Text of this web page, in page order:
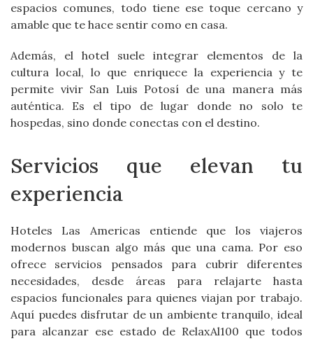
espacios comunes, todo tiene ese toque cercano y
amable que te hace sentir como en casa.
Además, el hotel suele integrar elementos de la
cultura local, lo que enriquece la experiencia y te
permite vivir San Luis Potosí de una manera más
auténtica. Es el tipo de lugar donde no solo te
hospedas, sino donde conectas con el destino.
Servicios que elevan tu
experiencia
Hoteles Las Americas entiende que los viajeros
modernos buscan algo más que una cama. Por eso
ofrece servicios pensados para cubrir diferentes
necesidades, desde áreas para relajarte hasta
espacios funcionales para quienes viajan por trabajo.
Aquí puedes disfrutar de un ambiente tranquilo, ideal
para alcanzar ese estado de RelaxAl100 que todos